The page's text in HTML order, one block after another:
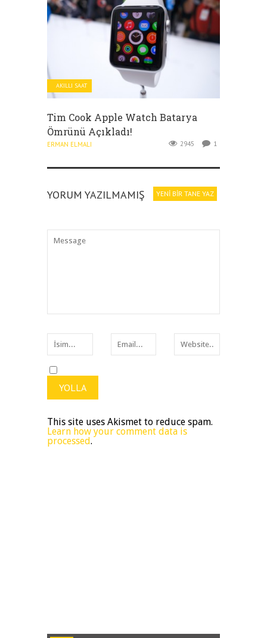
AKILLI SAAT
Tim Cook Apple Watch Batarya
Ömrünü Açıkladı!
ERMAN ELMALI 2945 1
YORUM YAZILMAMIŞ YENI BIR TANE YAZ
This site uses Akismet to reduce spam.
Learn how your comment data is
processed.